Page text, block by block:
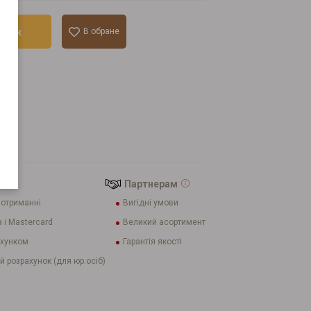
В обране
і Mastercard
розрахунок (для юр.осіб)
Партнерам
Вигідні умови
Великий асортимент
Гарантія якості